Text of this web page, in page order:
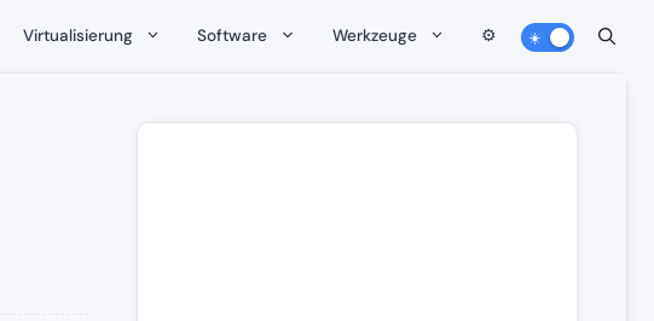
Virtualisierung Software Werkzeuge ⚙️